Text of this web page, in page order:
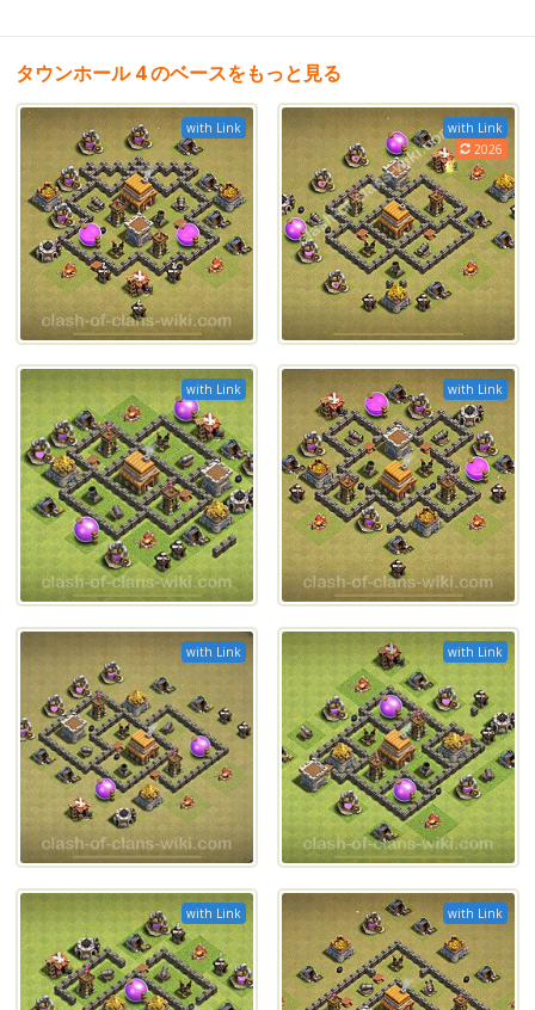
タウンホール 4 のベースをもっと見る
with Link
with Link
2026
with Link with Link
with Link with Link
with Link with Link